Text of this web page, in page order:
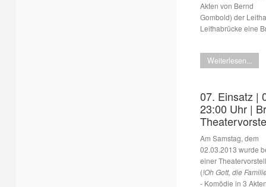
Akten von Bernd
Gombold) der
Leithabrücke eine
Weiterlesen...
07. Einsatz |
23:00 Uhr |
Am Samstag, dem
02.03.2013 wurde
einer
(!Oh Gott, die
- Komödie in 3